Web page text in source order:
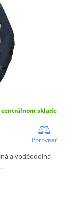
centrálnom sklade
Porovnať
a voděodolná